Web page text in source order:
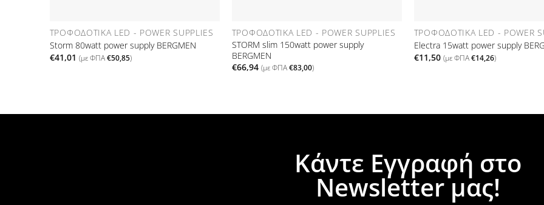
ΤΡΟΦΟΔΟΤΙΚΆ LED - POWER SUPPLIES
Storm 80watt power supply BERGMEN
€41,01 (με ΦΠΑ €50,85)
ΤΡΟΦΟΔΟΤΙΚΆ LED - POWER SUPPLIES
STORM slim 150watt power supply
BERGMEN
€66,94 (με ΦΠΑ €83,00)
ΤΡΟΦΟΔΟΤΙΚΆ LED - POWER
Electra 15watt power supply
€11,50 (με ΦΠΑ €14,26)
Κάντε Εγγραφή στο
Newsletter μας!